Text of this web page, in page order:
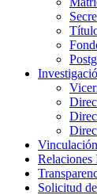
Relaciones
Solicitud